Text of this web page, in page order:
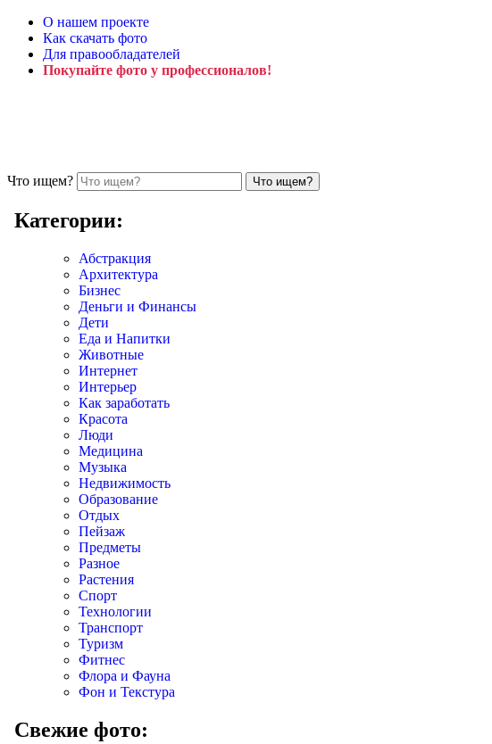
О нашем проекте
Как скачать фото
Для правообладателей
Покупайте фото у профессионалов!
Что ищем?
Категории:
Абстракция
Архитектура
Бизнес
Деньги и Финансы
Дети
Еда и Напитки
Животные
Интернет
Интерьер
Как заработать
Красота
Люди
Медицина
Музыка
Недвижимость
Образование
Отдых
Пейзаж
Предметы
Разное
Растения
Спорт
Технологии
Транспорт
Туризм
Фитнес
Флора и Фауна
Фон и Текстура
Свежие фото: